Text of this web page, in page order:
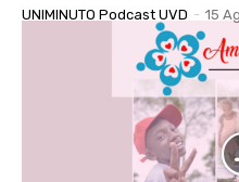
UNIMINUTO Podcast UVD - 15